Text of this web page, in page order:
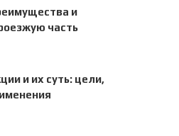
и
часть
и их суть: цели,